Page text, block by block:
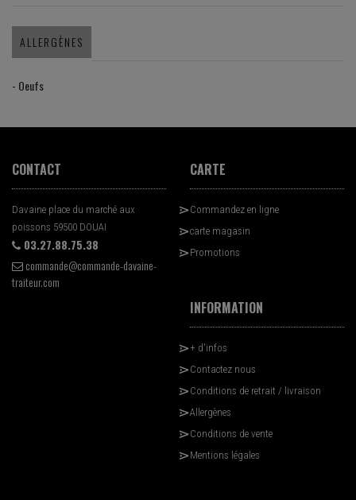
ALLERGÈNES
- Oeufs
CONTACT
Davaine place du marché aux
poissons 59500 DOUAI
03.27.88.75.38
commande@commande-davaine-
traiteur.com
CARTE
Commandez en ligne
carte magasin
Promotions
INFORMATION
+ d'infos
Contactez nous
Conditions de retrait / livraison
Allergènes
Conditions de vente
Mentions légales